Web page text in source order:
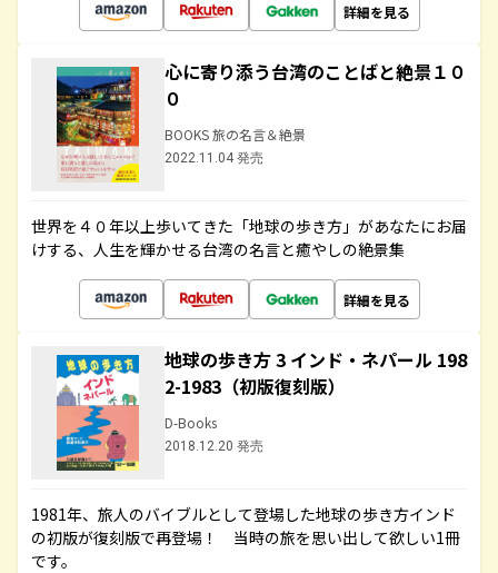
詳細を見る
心に寄り添う台湾のことばと絶景１０
０
BOOKS 旅の名言＆絶景
2022.11.04 発売
世界を４０年以上歩いてきた「地球の歩き方」があなたにお届
けする、人生を輝かせる台湾の名言と癒やしの絶景集
詳細を見る
地球の歩き方 3 インド・ネパール 198
2-1983（初版復刻版）
D-Books
2018.12.20 発売
1981年、旅人のバイブルとして登場した地球の歩き方インド
の初版が復刻版で再登場！ 当時の旅を思い出して欲しい1冊
です。